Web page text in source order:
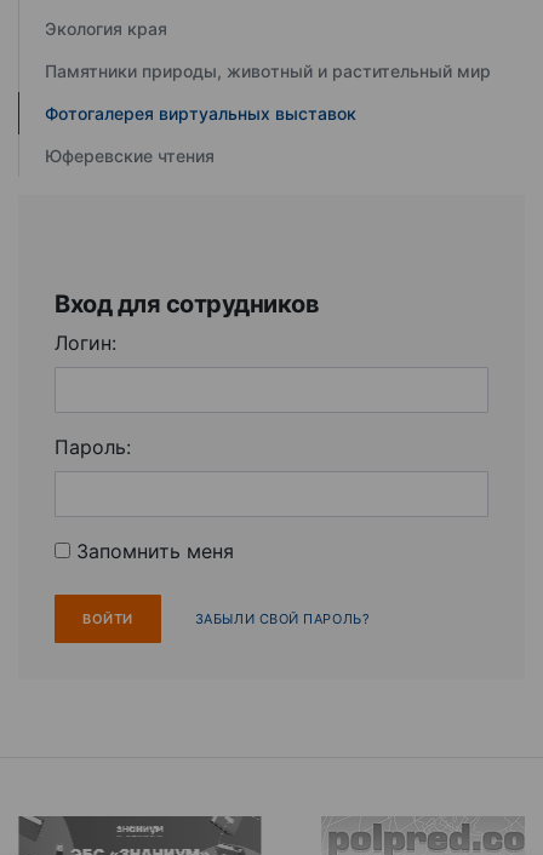
Экология края
Памятники природы, животный и растительный мир
Фотогалерея виртуальных выставок
Юферевские чтения
Вход для сотрудников
Логин:
Пароль:
Запомнить меня
ЗАБЫЛИ СВОЙ ПАРОЛЬ?